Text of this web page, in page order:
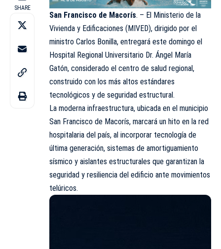
SHARE
San Francisco de Macorís. – El Ministerio de la
Vivienda y Edificaciones (MIVED), dirigido por el
ministro Carlos Bonilla, entregará este domingo el
Hospital Regional Universitario Dr. Ángel María
Gatón, considerado el centro de salud regional,
construido con los más altos estándares
tecnológicos y de seguridad estructural.
La moderna infraestructura, ubicada en el municipio
San Francisco de Macorís, marcará un hito en la red
hospitalaria del país, al incorporar tecnología de
última generación, sistemas de amortiguamiento
sísmico y aislantes estructurales que garantizan la
seguridad y resiliencia del edificio ante movimientos
telúricos.